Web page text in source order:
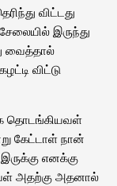
விட்டது
இருந்து
வைத்தால்
விட்டு
தொடங்கியவள்
கேட்டாள் நான்
எனக்கு
அதற்கு அதனால்